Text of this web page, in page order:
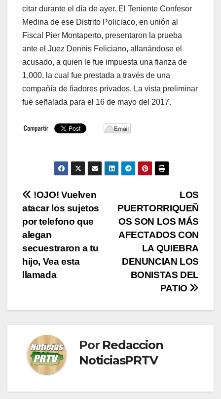
citar durante el día de ayer. El Teniente Confesor
Medina de ese Distrito Policiaco, en unión al
Fiscal Pier Montaperto, presentaron la prueba
ante el Juez Dennis Feliciano, allanándose el
acusado, a quien le fue impuesta una fianza de
1,000, la cual fue prestada a través de una
compañía de fiadores privados. La vista preliminar
fue señalada para el 16 de mayo del 2017.
Navegación
de
entradas
LOS
PUERTORRIQUEÑ
OS SON LOS MÁS
AFECTADOS CON
LA QUIEBRA
DENUNCIAN LOS
BONISTAS DEL
PATIO
!OJO! Vuelven
atacar los sujetos
por telefono que
alegan
secuestraron a tu
hijo, Vea esta
llamada
Por Redaccion
NoticiasPRTV